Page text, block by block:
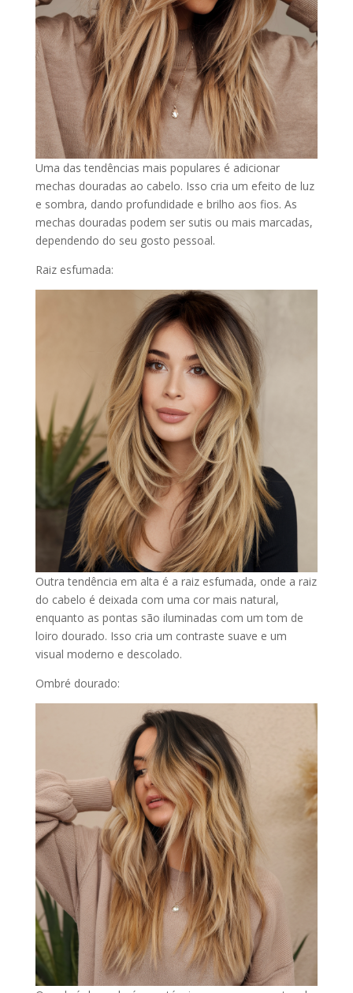
Uma das tendências mais populares é adicionar
mechas douradas ao cabelo. Isso cria um efeito de luz
e sombra, dando profundidade e brilho aos fios. As
mechas douradas podem ser sutis ou mais marcadas,
dependendo do seu gosto pessoal.
Raiz esfumada:
Outra tendência em alta é a raiz esfumada, onde a raiz
do cabelo é deixada com uma cor mais natural,
enquanto as pontas são iluminadas com um tom de
loiro dourado. Isso cria um contraste suave e um
visual moderno e descolado.
Ombré dourado: